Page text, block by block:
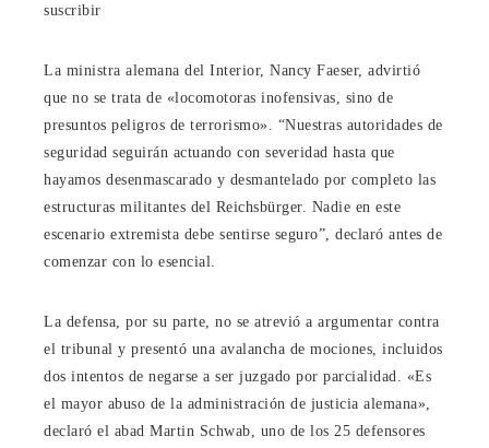
suscribir
La ministra alemana del Interior, Nancy Faeser, advirtió
que no se trata de «locomotoras inofensivas, sino de
presuntos peligros de terrorismo». “Nuestras autoridades de
seguridad seguirán actuando con severidad hasta que
hayamos desenmascarado y desmantelado por completo las
estructuras militantes del Reichsbürger. Nadie en este
escenario extremista debe sentirse seguro”, declaró antes de
comenzar con lo esencial.
La defensa, por su parte, no se atrevió a argumentar contra
el tribunal y presentó una avalancha de mociones, incluidos
dos intentos de negarse a ser juzgado por parcialidad. «Es
el mayor abuso de la administración de justicia alemana»,
declaró el abad Martin Schwab, uno de los 25 defensores